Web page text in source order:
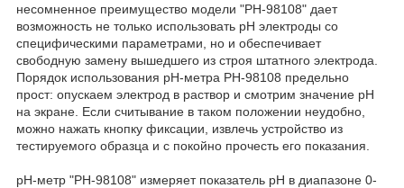
несомненное преимущество модели "РН-98108" дает
возможность не только использовать pH электроды со
специфическими параметрами, но и обеспечивает
свободную замену вышедшего из строя штатного электрода.
Порядок использования pH-метра РН-98108 предельно
прост: опускаем электрод в раствор и смотрим значение pH
на экране. Если считывание в таком положении неудобно,
можно нажать кнопку фиксации, извлечь устройство из
тестируемого образца и с покойно прочесть его показания.
pH-метр "PH-98108" измеряет показатель рН в диапазоне 0-